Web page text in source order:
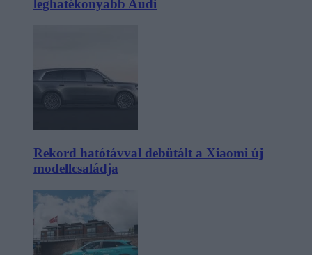
leghatékonyabb Audi
Rekord hatótávval debütált a Xiaomi új
modellcsaládja